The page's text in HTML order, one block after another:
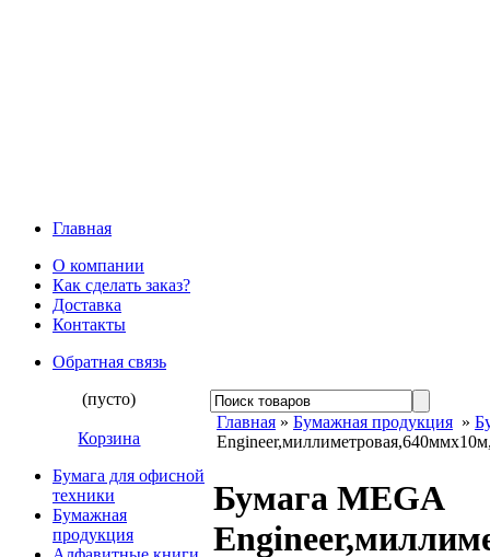
Главная
О компании
Как сделать заказ?
Доставка
Контакты
Обратная связь
(пусто)
Корзина
Бумага для офисной
техники
Бумажная
продукция
Главная » Бумажная продукция »
Бумага MEGA